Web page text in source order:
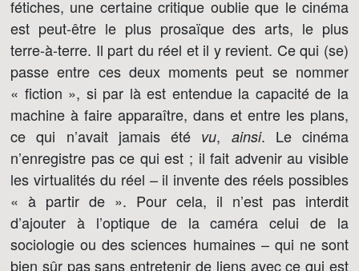
fétiches, une certaine critique oublie que le cinéma
est peut-être le plus prosaïque des arts, le plus
terre-à-terre. Il part du réel et il y revient. Ce qui (se)
passe entre ces deux moments peut se nommer
« fiction », si par là est entendue la capacité de la
machine à faire apparaître, dans et entre les plans,
ce qui n’avait jamais été vu, ainsi. Le cinéma
n’enregistre pas ce qui est ; il fait advenir au visible
les virtualités du réel – il invente des réels possibles
« à partir de ». Pour cela, il n’est pas interdit
d’ajouter à l’optique de la caméra celui de la
sociologie ou des sciences humaines – qui ne sont
bien sûr pas sans entretenir de liens avec ce qui est